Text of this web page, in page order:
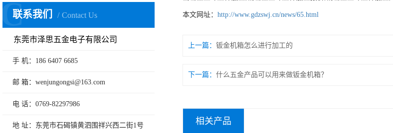
联系我们 Contact Us
C
东莞市泽思五金电子有限公司
手 机：186 6407 6685
邮 箱：wenjungongsi@163.com
电 话：0769-82297986
地 址：东莞市石碣镇黄泗围祥兴西二街1号
本文网址： http://www.gdzswj.cn/news/65.html
上一篇： 钣金机箱怎么进行加工的
下一篇： 什么五金产品可以用来做钣金机箱？
相关产品